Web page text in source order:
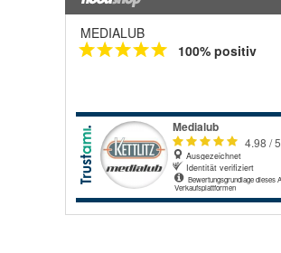
MEDIALUB
100% positiv